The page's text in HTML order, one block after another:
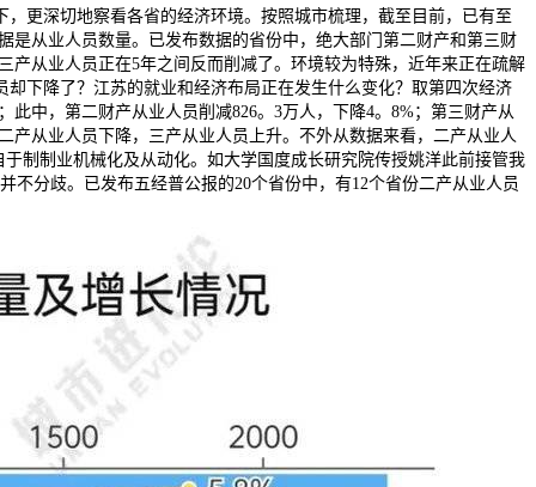
深切地察看各省的经济环境。按照城市梳理，截至目前，已有至
是从业人员数量。已发布数据的省份中，绝大部门第二财产和第三财
从业人员正在5年之间反而削减了。环境较为特殊，近年来正在疏解
下降了？江苏的就业和经济布局正在发生什么变化？取第四次经济
中，第二财产从业人员削减826。3万人，下降4。8%；第三财产从
产从业人员下降，三产从业人员上升。不外从数据来看，二产从业人
制制业机械化及从动化。如大学国度成长研究院传授姚洋此前接管我
分歧。已发布五经普公报的20个省份中，有12个省份二产从业人员